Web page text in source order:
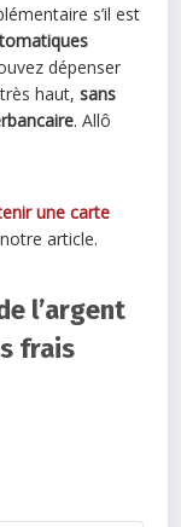
s’il est
dépenser
haut,sans
. Allô
une carte
article.
l’argent
frais